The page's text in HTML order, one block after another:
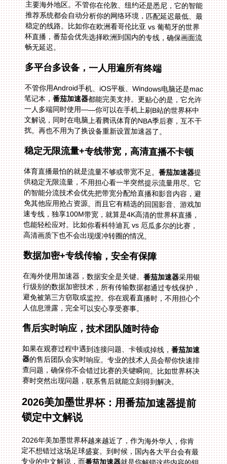
畅无延迟。
多平台多设备，一人用遍所有终端
不管你用Android手机、iOS平板、Windows电脑还是mac
笔记本，番茄加速器都能完美支持。更贴心的是，它允许
一人多端同时使用——你可以在手机上刷B站的世界杯中
文解说，同时在电脑上看腾讯体育的NBA季后赛，互不干
扰。再也不用为了换设备重新设置加速器了。
稳定无限流量+专线带宽，高清直播不卡顿
体育直播最怕的就是流量不够或带宽不足。番茄加速器提
供稳定无限流量，不用担心看一半突然提示流量用尽。它
的智能分流技术会优先把带宽分配给直播和影音内容，避
免其他应用抢占资源。而且它有精选的回国影音、游戏加
速专线，独享100M带宽，就算是4K高清的世界杯直播，
也能轻松应对。比如你看科特迪瓦 vs 厄瓜多尔的比赛，
高清画质下也不会出现缓冲转圈的情况。
数据加密+专线传输，安全有保障
在海外使用加速器，数据安全是关键。番茄加速器采用银
行级别的数据加密技术，所有传输数据都通过专线保护，
避免被第三方窃取或监控。你在观看直播时，不用担心个
人信息泄露，完全可以安心享受赛事。
售后实时响应，技术团队随时待命
如果在观赛过程中遇到连接问题、卡顿或掉线，番茄加速
器的售后团队会实时响应。专业的技术人员会帮你快速排
查问题，确保你不会错过比赛的关键瞬间。比如世界杯决
赛时突然出现问题，联系售后就能立刻得到解决。
2026美加墨世界杯：用番茄加速器提前
锁定中文解说
2026年美加墨世界杯越来越近了，作为海外华人，你肯
定不想错过这场足球盛宴。到时候，国内各大平台会有最
专业的中文解说，而番茄加速器